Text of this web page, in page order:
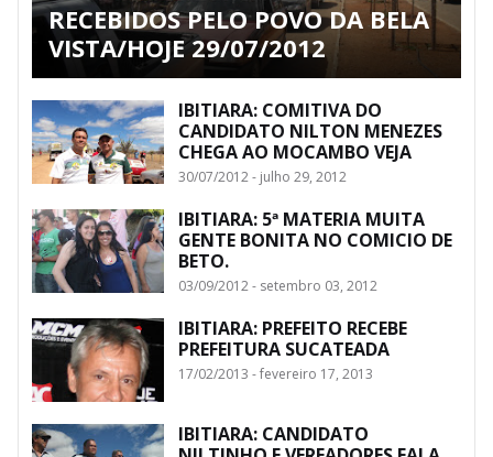
RECEBIDOS PELO POVO DA BELA
VISTA/HOJE 29/07/2012
IBITIARA: COMITIVA DO
CANDIDATO NILTON MENEZES
CHEGA AO MOCAMBO VEJA
30/07/2012 - julho 29, 2012
IBITIARA: 5ª MATERIA MUITA
GENTE BONITA NO COMICIO DE
BETO.
03/09/2012 - setembro 03, 2012
IBITIARA: PREFEITO RECEBE
PREFEITURA SUCATEADA
17/02/2013 - fevereiro 17, 2013
IBITIARA: CANDIDATO